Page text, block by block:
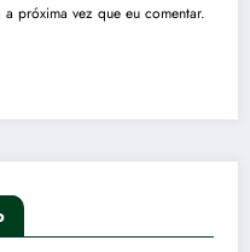
próxima vez que eu comentar.